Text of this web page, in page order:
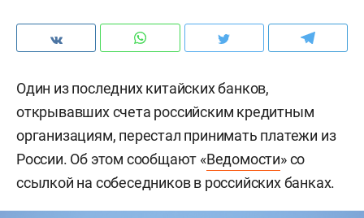
Один из последних китайских банков,
открывавших счета российским кредитным
организациям, перестал принимать платежи из
России. Об этом сообщают «Ведомости» со
ссылкой на собеседников в российских банках.